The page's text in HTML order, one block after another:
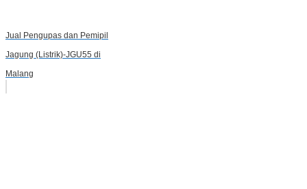
Jual Pengupas dan Pemipil
Jagung (Listrik)-JGU55 di
Malang